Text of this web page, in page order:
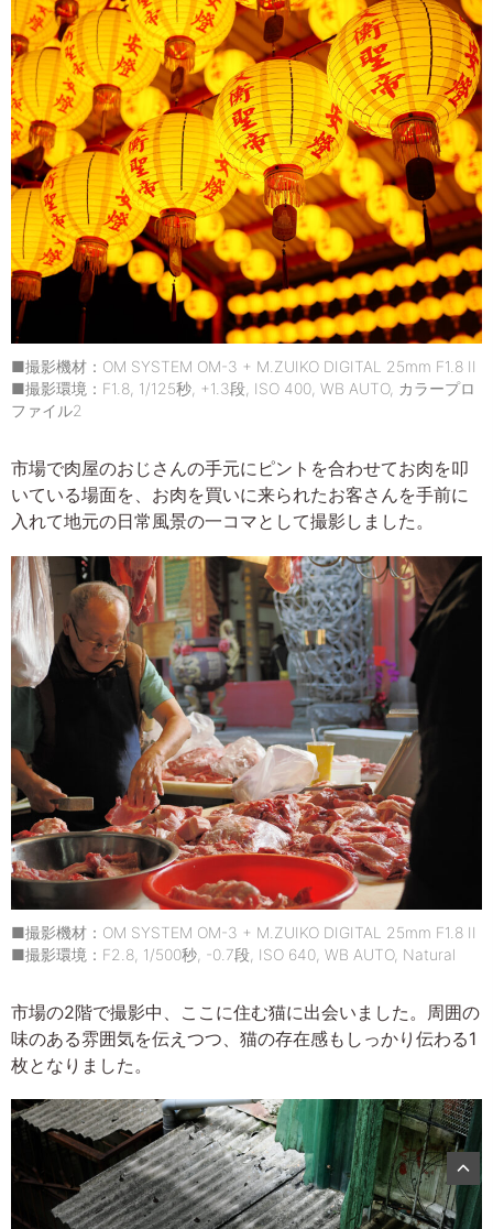
■撮影機材：OM SYSTEM OM-3 + M.ZUIKO DIGITAL 25mm F1.8 II
■撮影環境：F1.8, 1/125秒, +1.3段, ISO 400, WB AUTO, カラープロ
ファイル2
市場で肉屋のおじさんの手元にピントを合わせてお肉を叩
いている場面を、お肉を買いに来られたお客さんを手前に
入れて地元の日常風景の一コマとして撮影しました。
■撮影機材：OM SYSTEM OM-3 + M.ZUIKO DIGITAL 25mm F1.8 II
■撮影環境：F2.8, 1/500秒, -0.7段, ISO 640, WB AUTO, Natural
市場の2階で撮影中、ここに住む猫に出会いました。周囲の
味のある雰囲気を伝えつつ、猫の存在感もしっかり伝わる1
枚となりました。